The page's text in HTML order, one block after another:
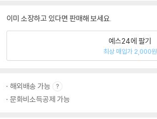
이미 소장하고 있다면 판매해 보세요.
예스24에 팔기
최상 매입가 2,000원
해외배송 가능
문화비소득공제 가능